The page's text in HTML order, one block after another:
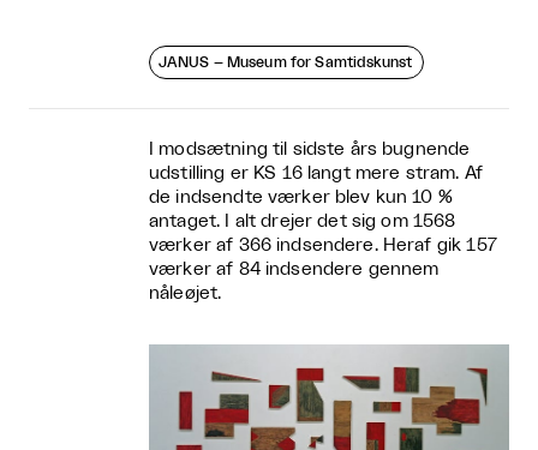
JANUS – Museum for Samtidskunst
I modsætning til sidste års bugnende
udstilling er KS 16 langt mere stram. Af
de indsendte værker blev kun 10 %
antaget. I alt drejer det sig om 1568
værker af 366 indsendere. Heraf gik 157
værker af 84 indsendere gennem
nåleøjet.